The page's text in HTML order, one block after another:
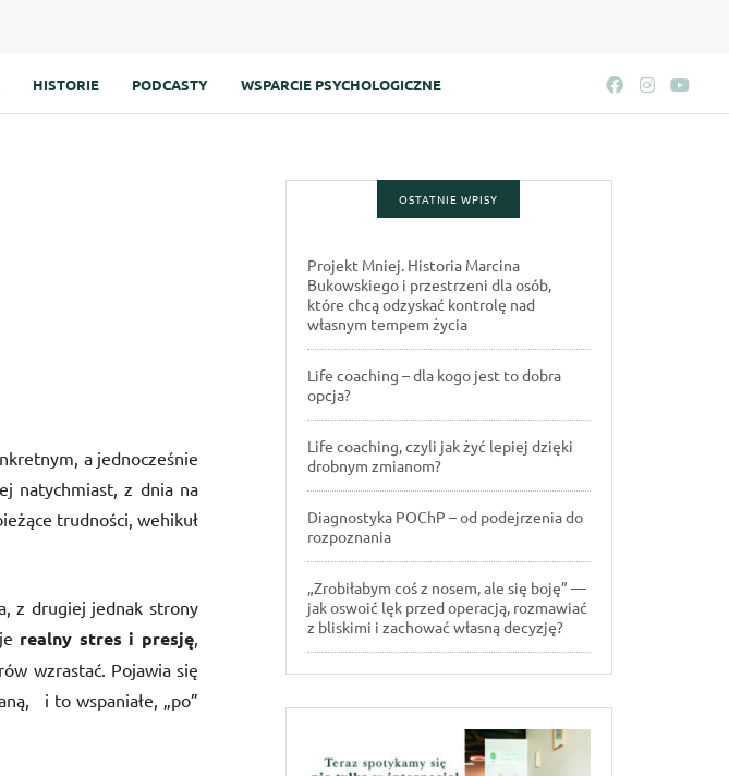
HISTORIE PODCASTY WSPARCIE PSYCHOLOGICZNE
a jednocześnie
natychmiast, z dnia na
trudności, wehikuł
z drugiej jednak strony
realny stres i presję,
wzrastać. Pojawia się
i to wspaniałe, „po”
OSTATNIE WPISY
Projekt Mniej. Historia Marcina
Bukowskiego i przestrzeni dla osób,
które chcą odzyskać kontrolę nad
własnym tempem życia
Life coaching – dla kogo jest to dobra
opcja?
Life coaching, czyli jak żyć lepiej dzięki
drobnym zmianom?
Diagnostyka POChP – od podejrzenia do
rozpoznania
„Zrobiłabym coś z nosem, ale się boję” —
jak oswoić lęk przed operacją, rozmawiać
z bliskimi i zachować własną decyzję?